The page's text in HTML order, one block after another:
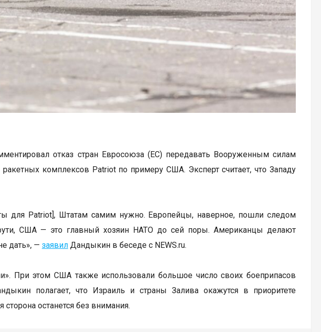
отказ стран Евросоюза (ЕС) передавать Вооруженным силам
комплексов Patriot по примеру США. Эксперт считает, что Западу
для Patriot], Штатам самим нужно. Европейцы, наверное, пошли следом
США — это главный хозяин НАТО до сей поры. Американцы делают
дать», — заявил Дандыкин в беседе с NEWS.ru.
При этом США также использовали большое число своих боеприпасов
полагает, что Израиль и страны Залива окажутся в приоритете
останется без внимания.